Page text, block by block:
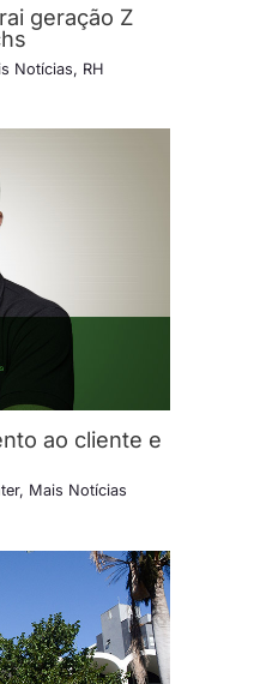
geração Z
Notícias, RH
ao cliente e
, Mais Notícias